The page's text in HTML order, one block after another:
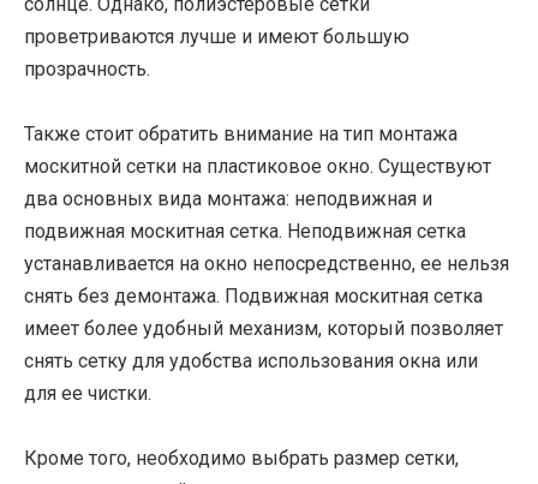
проветриваются лучше и имеют большую
прозрачность.
Также стоит обратить внимание на тип монтажа
москитной сетки на пластиковое окно. Существуют
два основных вида монтажа: неподвижная и
подвижная москитная сетка. Неподвижная сетка
устанавливается на окно непосредственно, ее нельзя
снять без демонтажа. Подвижная москитная сетка
имеет более удобный механизм, который позволяет
снять сетку для удобства использования окна или
для ее чистки.
Кроме того, необходимо выбрать размер сетки,